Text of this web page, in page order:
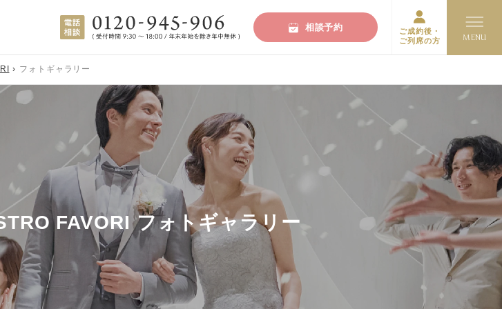
相談予約
ご成約後・
ご列席の方
フォトギャラリー
FAVORIフォトギャラリー